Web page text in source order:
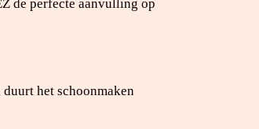
de perfecte aanvulling op
het schoonmaken